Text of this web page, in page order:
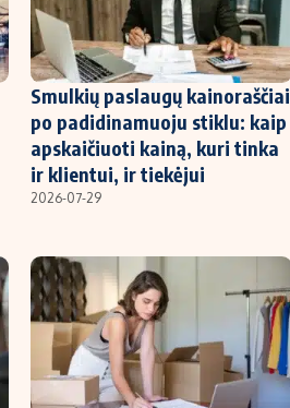
Smulkių paslaugų kainoraščiai
po padidinamuoju stiklu: kaip
apskaičiuoti kainą, kuri tinka
ir klientui, ir tiekėjui
2026-07-29